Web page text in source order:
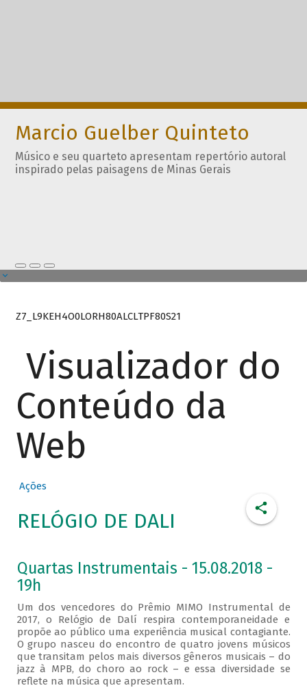
Marcio Guelber Quinteto
Músico e seu quarteto apresentam repertório autoral
inspirado pelas paisagens de Minas Gerais
Z7_L9KEH4O0LORH80ALCLTPF80S21
Visualizador do
Conteúdo da
Web
Ações
RELÓGIO DE DALI
Quartas Instrumentais - 15.08.2018 -
19h
Um dos vencedores do Prêmio MIMO Instrumental de
2017, o Relógio de Dalí respira contemporaneidade e
propõe ao público uma experiência musical contagiante.
O grupo nasceu do encontro de quatro jovens músicos
que transitam pelos mais diversos gêneros musicais – do
jazz à MPB, do choro ao rock – e essa diversidade se
reflete na música que apresentam.